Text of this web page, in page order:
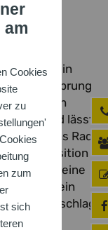
am
Cookies
zu
zum
sich
Frauen in
Beim Sprung
gleich
her und lässt
auf das Rad
Standposition
auf eine
z. B. ein
ein Überschlag